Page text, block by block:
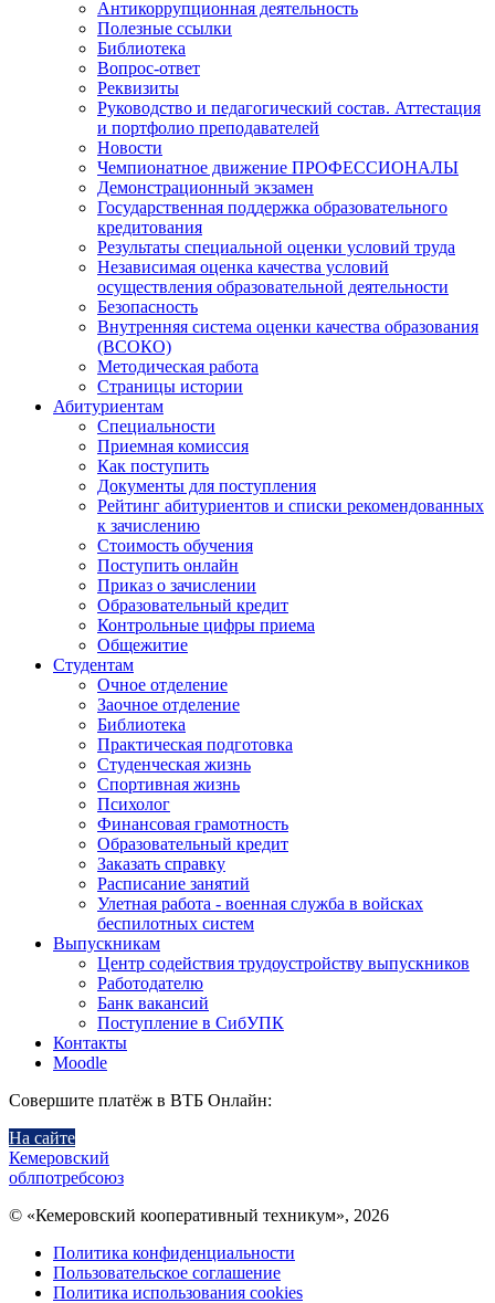
Антикоррупционная деятельность
Полезные ссылки
Библиотека
Вопрос-ответ
Реквизиты
Руководство и педагогический состав. Аттестация
и портфолио преподавателей
Новости
Чемпионатное движение ПРОФЕССИОНАЛЫ
Демонстрационный экзамен
Государственная поддержка образовательного
кредитования
Результаты специальной оценки условий труда
Независимая оценка качества условий
осуществления образовательной деятельности
Безопасность
Внутренняя система оценки качества образования
(ВСОКО)
Методическая работа
Страницы истории
Абитуриентам
Специальности
Приемная комиссия
Как поступить
Документы для поступления
Рейтинг абитуриентов и списки рекомендованных
к зачислению
Стоимость обучения
Поступить онлайн
Приказ о зачислении
Образовательный кредит
Контрольные цифры приема
Общежитие
Студентам
Очное отделение
Заочное отделение
Библиотека
Практическая подготовка
Студенческая жизнь
Спортивная жизнь
Психолог
Финансовая грамотность
Образовательный кредит
Заказать справку
Расписание занятий
Улетная работа - военная служба в войсках
беспилотных систем
Выпускникам
Центр содействия трудоустройству выпускников
Работодателю
Банк вакансий
Поступление в СибУПК
Контакты
Moodle
Совершите платёж в ВТБ Онлайн:
На сайте
Кемеровский
облпотребсоюз
© «Кемеровский кооперативный техникум», 2026
Политика конфиденциальности
Пользовательское соглашение
Политика использования cookies